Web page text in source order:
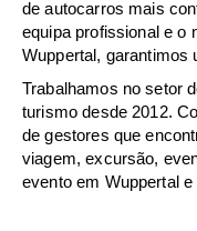
de autocarros mais
equipa profissional e o
Wuppertal, garantimos
Trabalhamos no setor
turismo desde 2012.
de gestores que
viagem, excursão,
evento em Wuppertal